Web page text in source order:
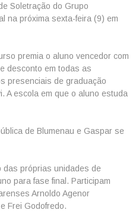
Soletração do Grupo
na próxima sexta-feira (9) em
premia o aluno vencedor com
desconto em todas as
presenciais de graduação
A escola em que o aluno estuda
de Blumenau e Gaspar se
das próprias unidades de
para fase final. Participam
Arnoldo Agenor
Frei Godofredo.